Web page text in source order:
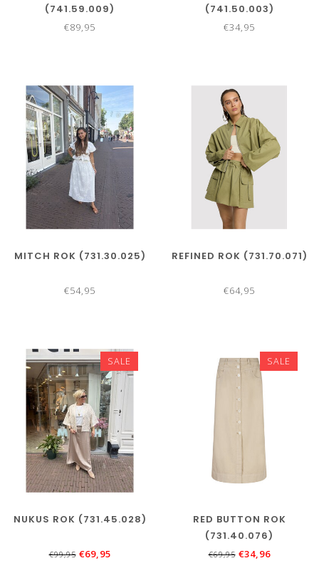
(741.59.009)
€89,95
(741.50.003)
€34,95
MITCH ROK (731.30.025)
€54,95
REFINED ROK (731.70.071)
€64,95
SALE
NUKUS ROK (731.45.028)
€99,95 €69,95
SALE
RED BUTTON ROK
(731.40.076)
€69,95 €34,96